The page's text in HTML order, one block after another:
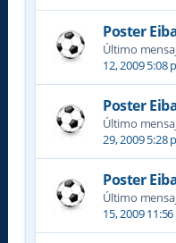
Poster
Último
12, 2009 5:08
Poster
Último
29, 2009 5:28
Poster
Último
15, 2009